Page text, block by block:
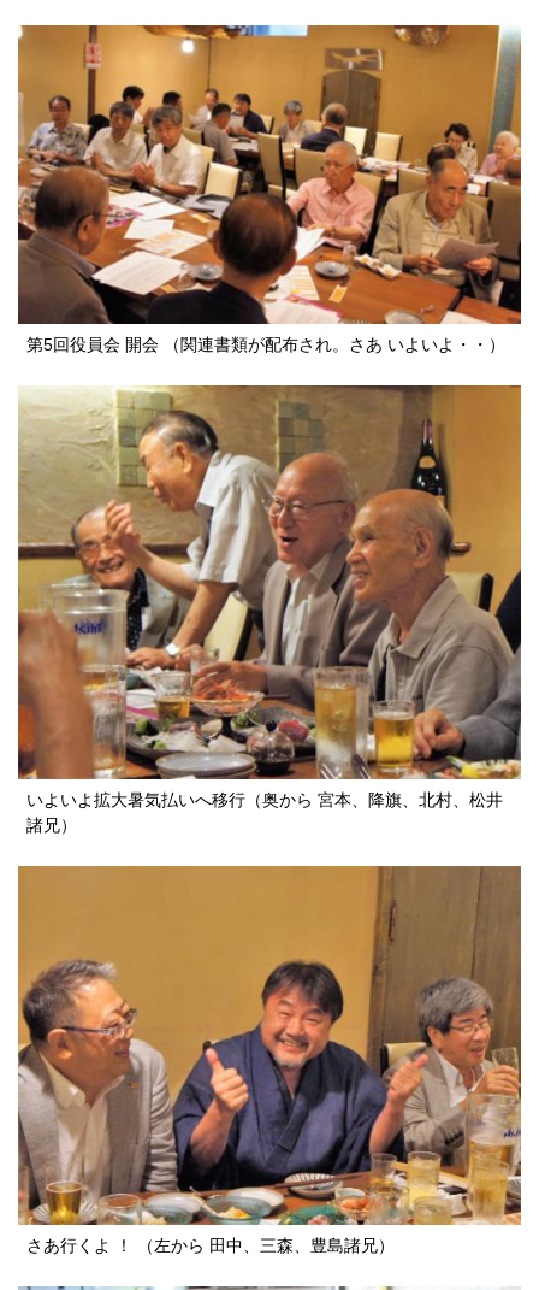
第5回役員会 開会 （関連書類が配布され。さあ いよいよ・・）
いよいよ拡大暑気払いへ移行（奥から 宮本、降旗、北村、松井
諸兄）
さあ行くよ ！ （左から 田中、三森、豊島諸兄）